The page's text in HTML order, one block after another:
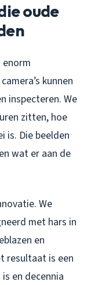
oude
kunnen
inspecteren. We
zitten, hoe
is. Die beelden
wat er aan de
We
met hars in
en
resultaat is een
en decennia